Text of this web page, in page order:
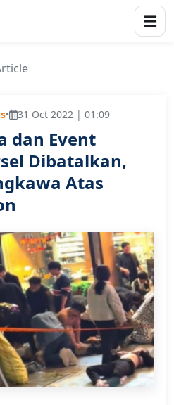
• 31 Oct 2022 | 01:09
dan Event
Dibatalkan,
Atas